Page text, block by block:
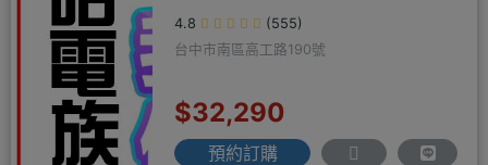
4.8
(555)
台中市南區高工路190號
$32,290
預約訂購